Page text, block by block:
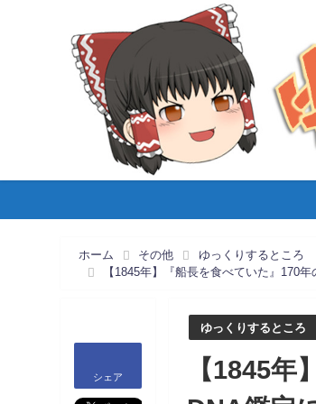
ホーム その他
ゆっくりするところ
【1845年】『船長を食べていた』170
シェア
ゆっくりするところ
【1845